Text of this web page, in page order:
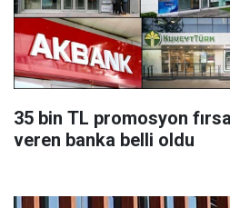
35 bin TL promosyon
veren banka belli oldu